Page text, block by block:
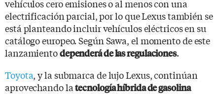
vehículos cero emisiones o al menos con una
electrificación parcial, por lo que Lexus también se
está planteando incluir vehículos eléctricos en su
catálogo europeo. Según Sawa, el momento de este
lanzamientodependerá de las regulaciones.
Toyota, y la submarca de lujo Lexus, continúan
aprovechando latecnología híbrida de gasolina